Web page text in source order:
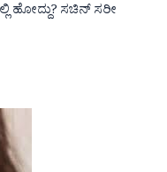
ಹೋದ್ದು? ಸಚಿನ್ ಸರೀ